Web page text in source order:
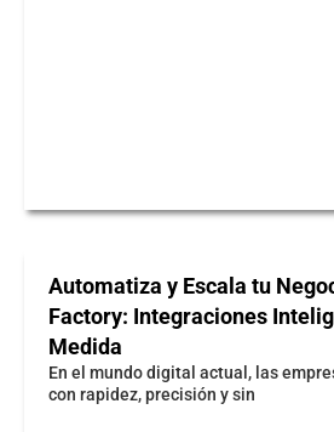
Automatiza y Escala tu
Factory: Integraciones
Medida
En el mundo digital actual, las
con rapidez, precisión y sin